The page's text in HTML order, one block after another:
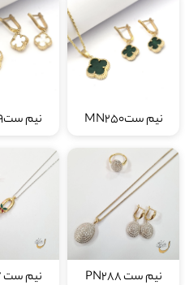
نيم ستMN250 نیم ستMN249
نیم ست PN288 نیم ست PN287